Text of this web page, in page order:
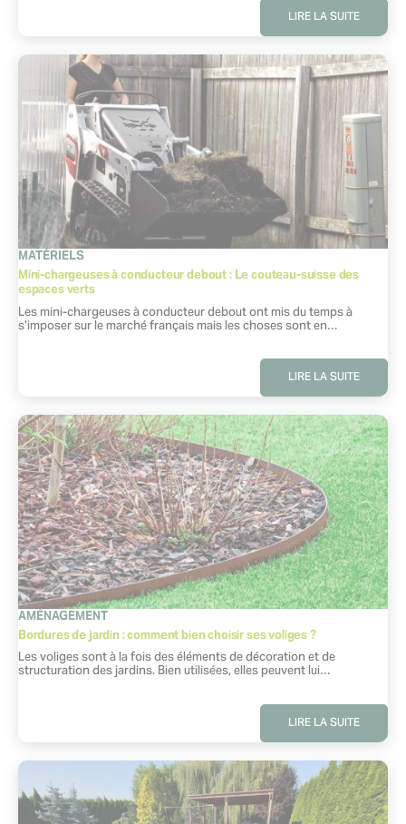
LIRE LA SUITE
Mini-chargeuses à conducteur debout : Le couteau-suisse des
espaces verts
CATÉGORIE
MATÉRIELS
Extrait :
Les mini-chargeuses à conducteur debout ont mis du temps à
s’imposer sur le marché français mais les choses sont en…
LIRE LA SUITE
Bordures de jardin : comment bien choisir ses voliges ?
CATÉGORIE
AMÉNAGEMENT
Extrait :
Les voliges sont à la fois des éléments de décoration et de
structuration des jardins. Bien utilisées, elles peuvent lui…
LIRE LA SUITE